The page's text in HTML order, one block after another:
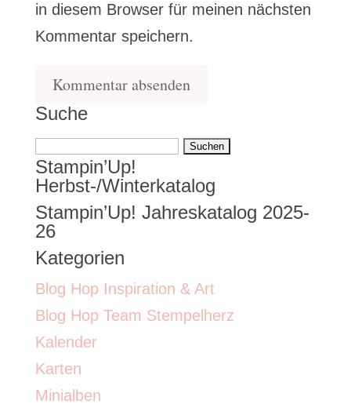
in diesem Browser für meinen nächsten
Kommentar speichern.
Suche
Suchen
nach:
Stampin’Up!
Herbst-/Winterkatalog
Stampin’Up! Jahreskatalog 2025-
26
Kategorien
Blog Hop Inspiration & Art
Blog Hop Team Stempelherz
Kalender
Karten
Minialben